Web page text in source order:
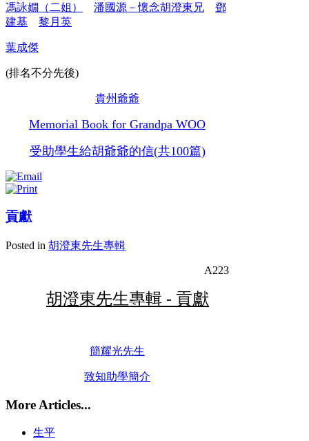
馮詠嫺（二姐） 潘國源－懷念胡澄東兄
鄧
建基
黎月英
葉成傑
(排名不分先後)
貴州爺爺
Memorial Book for Grandpa WOO
受助學生給胡爺爺的信(共100篇)
貢獻
Posted in 胡澄東先生專輯
A223
胡澄東先生專輯 - 貢獻
簡耀光先生
致知助學簡介
More Articles...
生平